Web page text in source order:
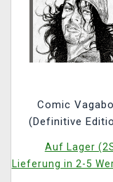
Comic
(Definitive
Auf Lager
Lieferung in 2-5